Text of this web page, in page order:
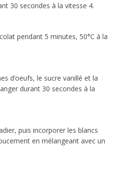
30 secondes à la vitesse 4.
pendant 5 minutes, 50°C à la
d’oeufs, le sucre vanillé et la
durant 30 secondes à la
puis incorporer les blancs
en mélangeant avec un